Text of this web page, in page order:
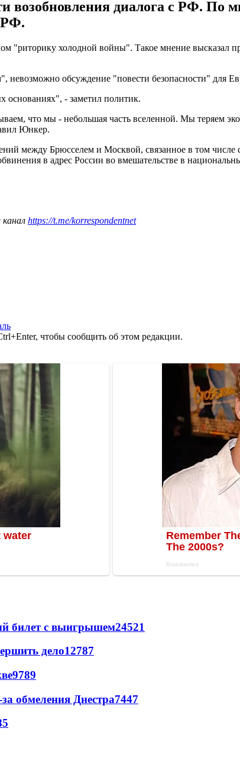
возобновления диалога с РФ.
РФ.
"риторику холодной войны". Такое мнение
обсуждение "повести безопасности" для
основаниях", - заметил политик.
что мы - небольшая часть вселенной. Мы теряем
Юнкер.
между Брюсселем и Москвой, связанное в том
в адрес России во вмешательстве в
https://t.me/korrespondentnet
чтобы сообщить об этом редакции.
билет с выигрышем24521
дело12787
9789
обмеления Днестра7447